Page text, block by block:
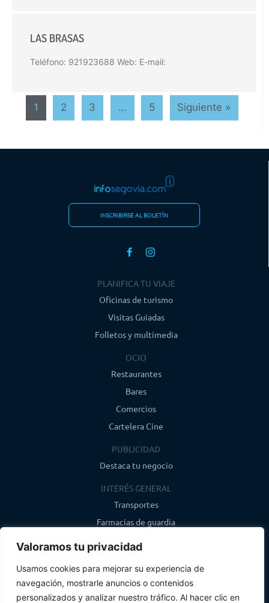
Valoramos tu privacidad
Usamos cookies para mejorar su experiencia de
navegación, mostrarle anuncios o contenidos
personalizados y analizar nuestro tráfico. Al hacer clic en
LAS BRASAS
Teléfono: 921923688 Web: E-mail:
1 2 3 … 5 Siguiente »
INSCRIBIRSE AL BOLETÍN
PLANIFICA TU VIAJE
Oficinas de turismo
Visitas Guiadas
Folletos y multimedia
OCIO
Restaurantes
Bares
Comercios
Cartelera Cine
PUBLICIDAD
Destaca tu negocio
INTERÉS GENERAL
Transportes
Farmacias de guardia
CONTACTO
info@infosegovia.com